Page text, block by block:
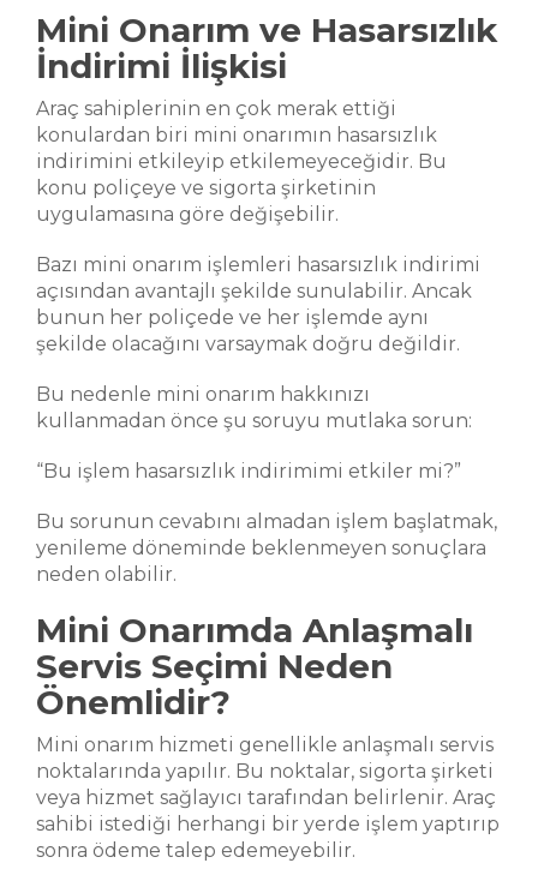
Mini Onarım ve Hasarsızlık
İndirimi İlişkisi
Araç sahiplerinin en çok merak ettiği
konulardan biri mini onarımın hasarsızlık
indirimini etkileyip etkilemeyeceğidir. Bu
konu poliçeye ve sigorta şirketinin
uygulamasına göre değişebilir.
Bazı mini onarım işlemleri hasarsızlık indirimi
açısından avantajlı şekilde sunulabilir. Ancak
bunun her poliçede ve her işlemde aynı
şekilde olacağını varsaymak doğru değildir.
Bu nedenle mini onarım hakkınızı
kullanmadan önce şu soruyu mutlaka sorun:
“Bu işlem hasarsızlık indirimimi etkiler mi?”
Bu sorunun cevabını almadan işlem başlatmak,
yenileme döneminde beklenmeyen sonuçlara
neden olabilir.
Mini Onarımda Anlaşmalı
Servis Seçimi Neden
Önemlidir?
Mini onarım hizmeti genellikle anlaşmalı servis
noktalarında yapılır. Bu noktalar, sigorta şirketi
veya hizmet sağlayıcı tarafından belirlenir. Araç
sahibi istediği herhangi bir yerde işlem yaptırıp
sonra ödeme talep edemeyebilir.